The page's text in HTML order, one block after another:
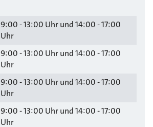
9:00 - 13:00 Uhr und 14:00 - 17:00
Uhr
9:00 - 13:00 Uhr und 14:00 - 17:00
Uhr
9:00 - 13:00 Uhr und 14:00 - 17:00
Uhr
9:00 - 13:00 Uhr und 14:00 - 17:00
Uhr